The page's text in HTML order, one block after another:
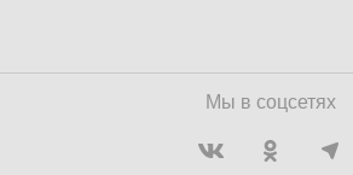
Мы в соцсетях